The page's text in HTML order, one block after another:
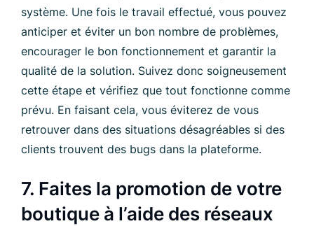
système. Une fois le travail effectué, vous pouvez
anticiper et éviter un bon nombre de problèmes,
encourager le bon fonctionnement et garantir la
qualité de la solution. Suivez donc soigneusement
cette étape et vérifiez que tout fonctionne comme
prévu. En faisant cela, vous éviterez de vous
retrouver dans des situations désagréables si des
clients trouvent des bugs dans la plateforme.
7. Faites la promotion de votre
boutique à l’aide des réseaux